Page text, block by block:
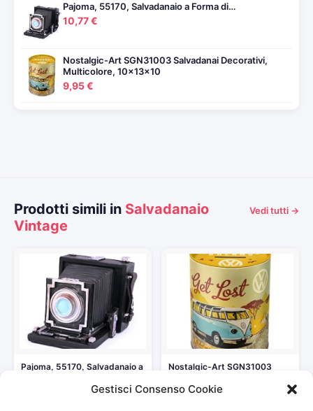
Gestisci Consenso Cookie
Pajoma, 55170, Salvadanaio a Forma di…
10,77 €
Nostalgic-Art SGN31003 Salvadanai Decorativi,
Multicolore, 10x13x10
9,95 €
Prodotti simili in Salvadanaio
Vintage
Vedi tutti →
Pajoma, 55170, Salvadanaio a
Nostalgic-Art SGN31003
Multicolore, 10x13x10